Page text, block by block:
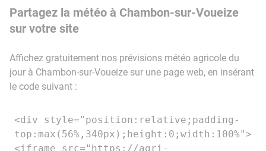
Partagez la météo à Chambon-sur-Voueize
sur votre site
Affichez gratuitement nos prévisions météo agricole du
jour à Chambon-sur-Voueize sur une page web, en insérant
le code suivant :